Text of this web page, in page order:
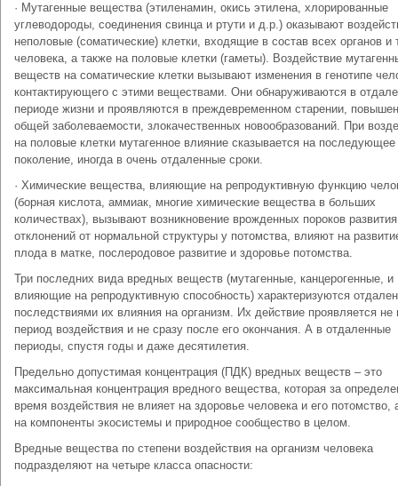
· Мутагенные вещества (этиленамин, окись этилена, хлорированные
углеводороды, соединения свинца и ртути и д.р.) оказывают
неполовые (соматические) клетки, входящие в состав всех органов и
человека, а также на половые клетки (гаметы). Воздействие
веществ на соматические клетки вызывают изменения в генотипе
контактирующего с этими веществами. Они обнаруживаются в
периоде жизни и проявляются в преждевременном старении,
общей заболеваемости, злокачественных новообразований. При
на половые клетки мутагенное влияние сказывается на последующее
поколение, иногда в очень отдаленные сроки.
· Химические вещества, влияющие на репродуктивную функцию
(борная кислота, аммиак, многие химические вещества в больших
количествах), вызывают возникновение врожденных пороков
отклонений от нормальной структуры у потомства, влияют на
плода в матке, послеродовое развитие и здоровье потомства.
Три последних вида вредных веществ (мутагенные, канцерогенные, и
влияющие на репродуктивную способность) характеризуются
последствиями их влияния на организм. Их действие проявляется не
период воздействия и не сразу после его окончания. А в отдаленные
периоды, спустя годы и даже десятилетия.
Предельно допустимая концентрация (ПДК) вредных веществ – это
максимальная концентрация вредного вещества, которая за
время воздействия не влияет на здоровье человека и его потомство,
на компоненты экосистемы и природное сообщество в целом.
Вредные вещества по степени воздействия на организм человека
подразделяют на четыре класса опасности: